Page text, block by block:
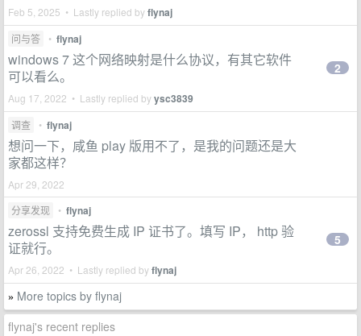
Feb 5, 2025 • Lastly replied byflynaj
问与答 • flynaj
windows 7 这个网络映射是什么协议，有其它软件
可以看么。
Aug 17, 2022 • Lastly replied byysc3839
2
调查 • flynaj
想问一下，咸鱼 play 版用不了，是我的问题还是大
家都这样？
Apr 29, 2022
分享发现
• flynaj
zerossl 支持免费生成 IP 证书了。填写 IP， http 验
证就行。
Apr 26, 2022 • Lastly replied byflynaj
5
» More topics by flynaj
flynaj's recent replies